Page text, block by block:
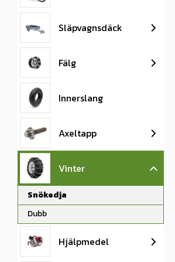
Släpvagnsdäck
Fälg
Innerslang
Axeltapp
Vinter
Snökedja
Dubb
Hjälpmedel